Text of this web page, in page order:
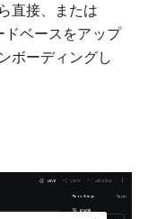
直接、または
ベースをアップ
ボーディングし